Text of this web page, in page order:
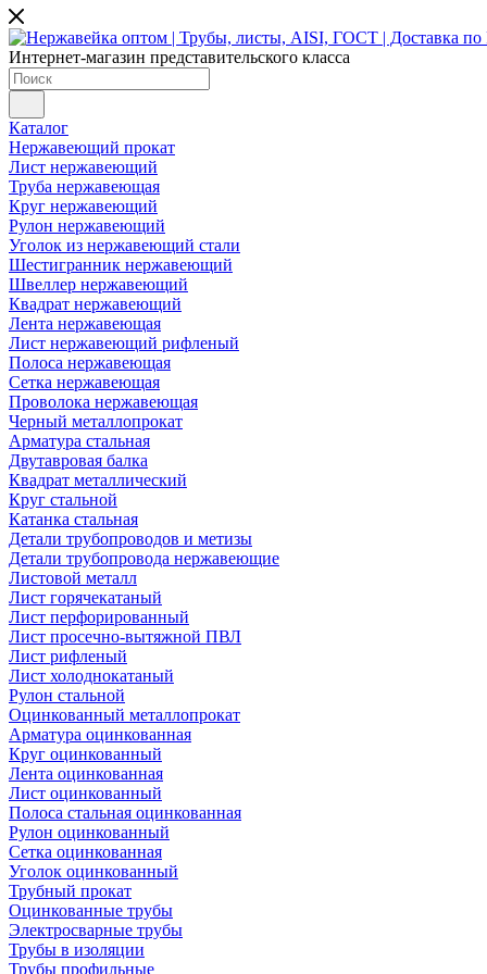
Интернет-магазин представительского класса
Каталог
Нержавеющий прокат
Лист нержавеющий
Труба нержавеющая
Круг нержавеющий
Рулон нержавеющий
Уголок из нержавеющий стали
Шестигранник нержавеющий
Швеллер нержавеющий
Квадрат нержавеющий
Лента нержавеющая
Лист нержавеющий рифленый
Полоса нержавеющая
Сетка нержавеющая
Проволока нержавеющая
Черный металлопрокат
Арматура стальная
Двутавровая балка
Квадрат металлический
Круг стальной
Катанка стальная
Детали трубопроводов и метизы
Детали трубопровода нержавеющие
Листовой металл
Лист горячекатаный
Лист перфорированный
Лист просечно-вытяжной ПВЛ
Лист рифленый
Лист холоднокатаный
Рулон стальной
Оцинкованный металлопрокат
Арматура оцинкованная
Круг оцинкованный
Лента оцинкованная
Лист оцинкованный
Полоса стальная оцинкованная
Рулон оцинкованный
Сетка оцинкованная
Уголок оцинкованный
Трубный прокат
Оцинкованные трубы
Электросварные трубы
Трубы в изоляции
Трубы профильные